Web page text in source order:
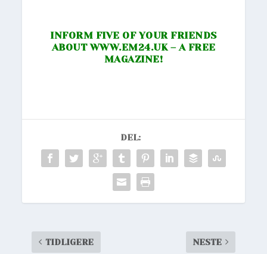
INFORM FIVE OF YOUR FRIENDS
ABOUTWWW.EM24.UK – A FREE
MAGAZINE!
DEL:
TIDLIGERE NESTE